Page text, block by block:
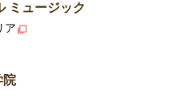
ミュージック
ア
院